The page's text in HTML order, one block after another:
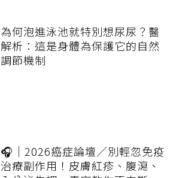
為何泡進泳池就特別想尿尿？醫
解析：這是身體為保護它的自然
調節機制
🎧｜2026癌症論壇／別輕忽免疫
治療副作用！皮膚紅疹、腹瀉、